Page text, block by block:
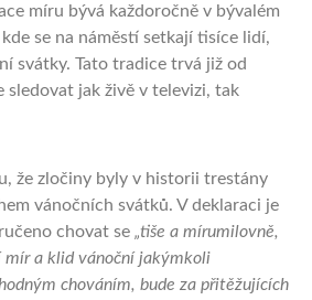
míru bývá každoročně v bývalém
se na náměstí setkají tisíce lidí,
svátky. Tato tradice trvá již od
sledovat jak živě v televizi, tak
že zločiny byly v historii trestány
vánočních svátků. V deklaraci je
chovat se „tiše a mírumilovně,
mír a klid vánoční jakýmkoli
chováním, bude za přitěžujících